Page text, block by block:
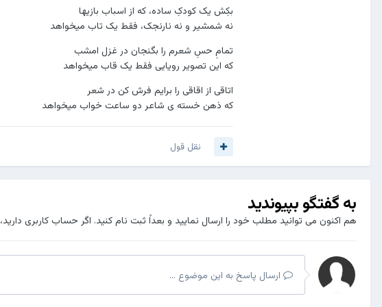
بکِش یک کودکِ ساده، که از اسباب بازیها
نه شمشیر و نه نارنجک، فقط یک تاب میخواهد
تمامِ حسِ شعرم را بگنجان در غزل امشب
که این تصویر رویایی فقط یک قاب میخواهد
اتاقی از اقاقی را برایم فرش کن در شعر
که ذهن خسته ی شاعر دو ساعت خواب میخواهد
نقل قول
به گفتگو بپیوندید
هم اکنون می توانید مطلب خود را ارسال نمایید و بعداً ثبت نام کنید. اگر حساب کاربری دارید،
ارسال پاسخ به این موضوع ...